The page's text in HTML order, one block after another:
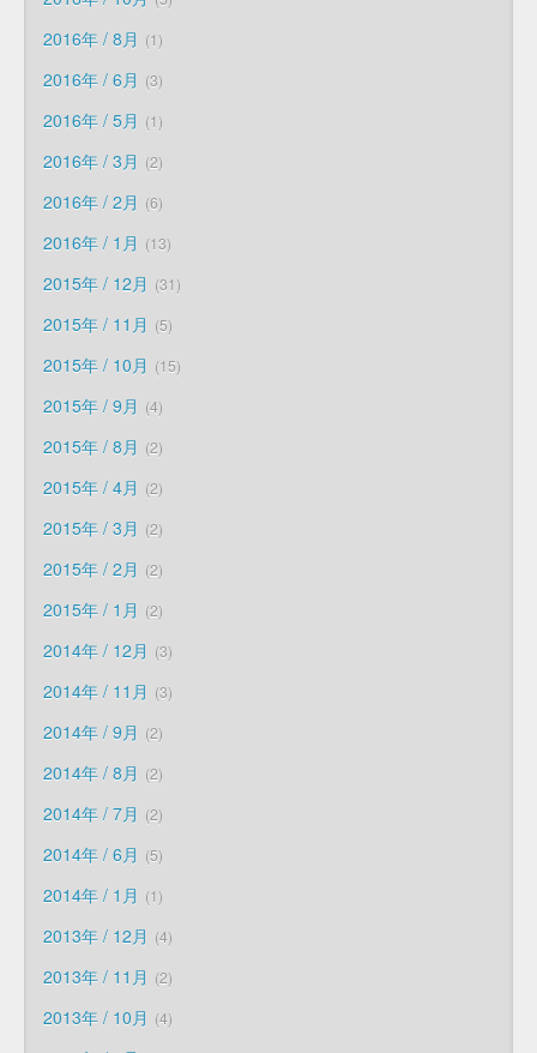
2016年 / 8月 1
2016年 / 6月 3
2016年 / 5月 1
2016年 / 3月 2
2016年 / 2月 6
2016年 / 1月 13
2015年 / 12月 31
2015年 / 11月 5
2015年 / 10月 15
2015年 / 9月 4
2015年 / 8月 2
2015年 / 4月 2
2015年 / 3月 2
2015年 / 2月 2
2015年 / 1月 2
2014年 / 12月 3
2014年 / 11月 3
2014年 / 9月 2
2014年 / 8月 2
2014年 / 7月 2
2014年 / 6月 5
2014年 / 1月 1
2013年 / 12月 4
2013年 / 11月 2
2013年 / 10月 4